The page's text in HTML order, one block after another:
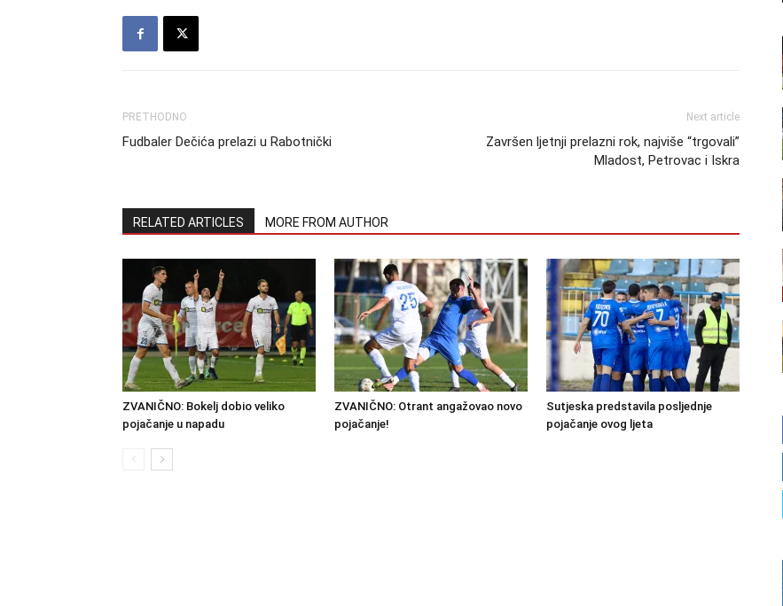
PRETHODNO
Fudbaler Dečića prelazi u Rabotnički
Next article
Završen ljetnji prelazni rok, najviše “trgovali”
Mladost, Petrovac i Iskra
RELATED ARTICLES MORE FROM AUTHOR
ZVANIČNO: Bokelj dobio veliko
pojačanje u napadu
ZVANIČNO: Otrant angažovao novo
pojačanje!
Sutjeska predstavila posljednje
pojačanje ovog ljeta